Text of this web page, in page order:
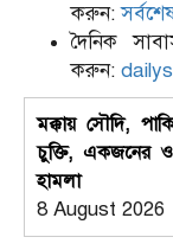
করুন:
দৈনিক
করুন:
মক্কায় সৌদি,
চুক্তি, একজনের
হামলা
8 August 2026